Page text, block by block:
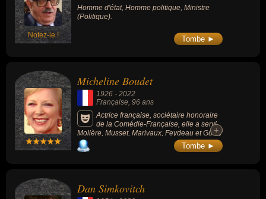
Notez-le !
Homme d'état, Homme politique, Ministre
(Politique).
Tombe ►
Micheline Boudet
1926 - 2022
Française, 96 ans
Actrice française, sociétaire honoraire
de la Comédie-Française, elle a servi
Molière, Musset, Marivaux, Feydeau et Guitry
pendant 60 ans.
+
+
Tombe ►
Dan Simkovitch